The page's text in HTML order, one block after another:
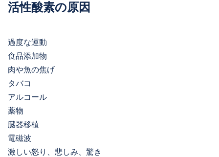
活性酸素の原因
過度な運動
食品添加物
肉や魚の焦げ
タバコ
アルコール
薬物
臓器移植
電磁波
激しい怒り、悲しみ、驚き